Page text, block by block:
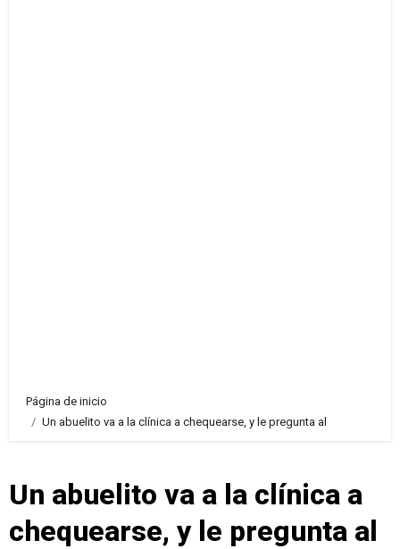
Página de inicio
Un abuelito va a la clínica a chequearse, y le pregunta al
Un abuelito va a la clínica a
chequearse, y le pregunta al